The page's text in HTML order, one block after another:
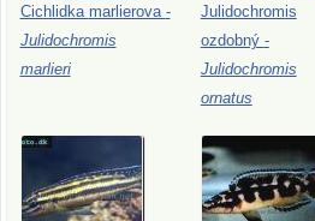
Cichlidka marlierova -
Julidochromis
marlieri
Julidochromis
ozdobný -
Julidochromis
ornatus